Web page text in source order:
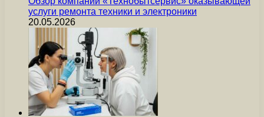
услуги ремонта техники и электроники
20.05.2026